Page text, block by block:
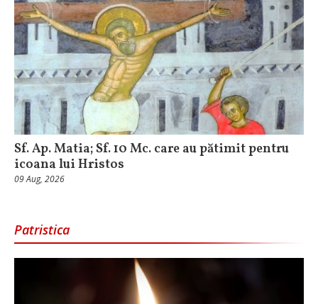
Sf. Ap. Matia; Sf. 10 Mc. care au pătimit pentru
icoana lui Hristos
09 Aug, 2026
Patristica